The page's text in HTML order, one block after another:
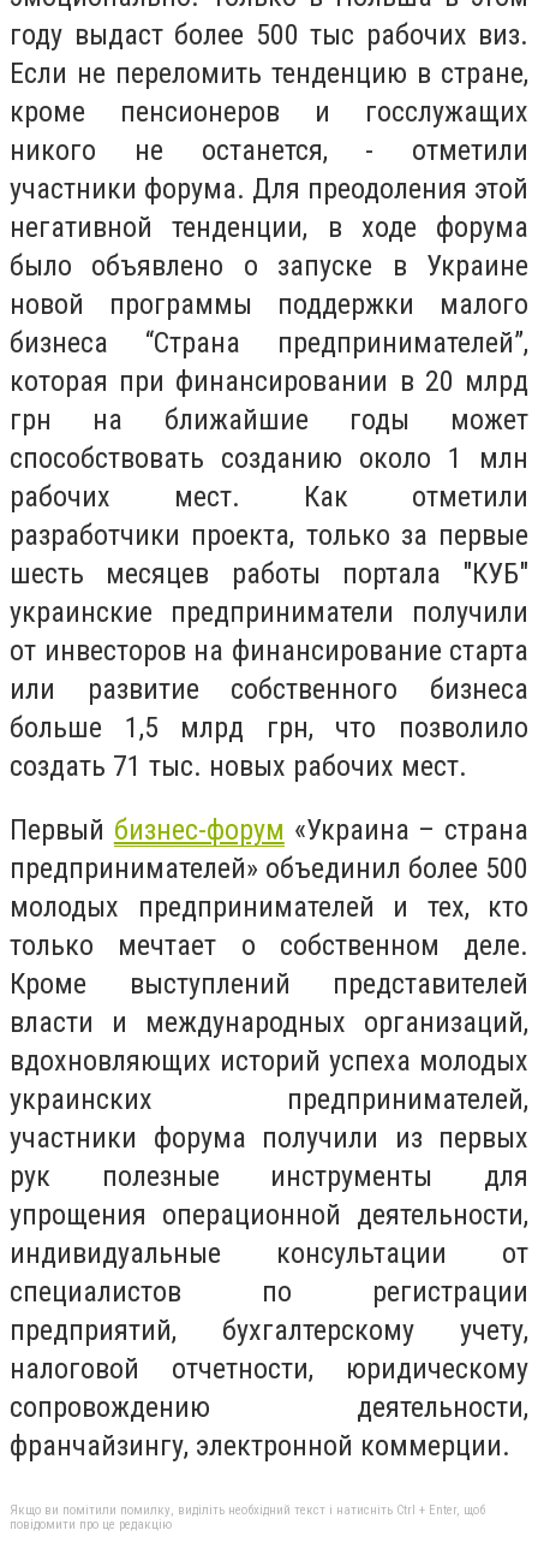
году выдаст более 500 тыс рабочих виз.
Если не переломить тенденцию в стране,
кроме пенсионеров и госслужащих
никого не останется, - отметили
участники форума. Для преодоления этой
негативной тенденции, в ходе форума
было объявлено о запуске в Украине
новой программы поддержки малого
бизнеса “Страна предпринимателей”,
которая при финансировании в 20 млрд
грн на ближайшие годы может
способствовать созданию около 1 млн
рабочих мест. Как отметили
разработчики проекта, только за первые
шесть месяцев работы портала "КУБ"
украинские предприниматели получили
от инвесторов на финансирование старта
или развитие собственного бизнеса
больше 1,5 млрд грн, что позволило
создать 71 тыс. новых рабочих мест.
Первый бизнес-форум «Украина – страна
предпринимателей» объединил более 500
молодых предпринимателей и тех, кто
только мечтает о собственном деле.
Кроме выступлений представителей
власти и международных организаций,
вдохновляющих историй успеха молодых
украинских предпринимателей,
участники форума получили из первых
рук полезные инструменты для
упрощения операционной деятельности,
индивидуальные консультации от
специалистов по регистрации
предприятий, бухгалтерскому учету,
налоговой отчетности, юридическому
сопровождению деятельности,
франчайзингу, электронной коммерции.
Якщо ви помітили помилку, виділіть необхідний текст і натисніть Ctrl + Enter, щоб
повідомити про це редакцію